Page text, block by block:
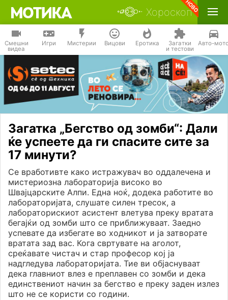
Хороскоп
Смешни
видеа
Игри Мистерии Вицови Еротика Загатки
и тестови
Авто-
Загатка „Бегство од зомби“: Дали
ќе успеете да ги спасите сите за
17 минути?
Се вработивте како истражувач во оддалечена и
мистериозна лабораторија високо во
Швајцарските Алпи. Една ноќ, додека работите во
лабораторијата, слушате силен тресок, а
лабораторискиот асистент влетува преку вратата
бегајќи од зомби што се приближуваат. Заедно
успевате да избегате во ходникот и ја затворате
вратата зад вас. Кога свртувате на аголот,
среќавате чистач и стар професор кој ја
надгледува лабораторијата. Тие ви објаснуваат
дека главниот влез е преплавен со зомби и дека
единствениот начин за бегство е преку заден излез
што не се користи со години.